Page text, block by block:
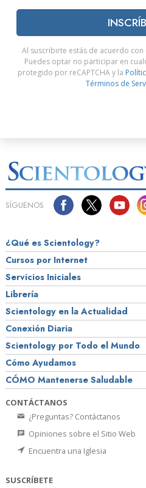
Al suscribirte estás de acuerdo con
Puedes optar no participar en
protegido por reCAPTCHA y la
Términos de
SÍGUENOS
¿Qué es Scientology?
Cursos por Internet
Servicios Iniciales
Librería
Scientology en la Actualidad
Conexión Diaria
Scientology por Todo el Mundo
Cómo Ayudamos
CÓMO Mantenerse Saludable
CONTÁCTANOS
¿Preguntas? Contáctanos
Opiniones sobre el Sitio Web
Encuentra una Iglesia
SUSCRÍBETE